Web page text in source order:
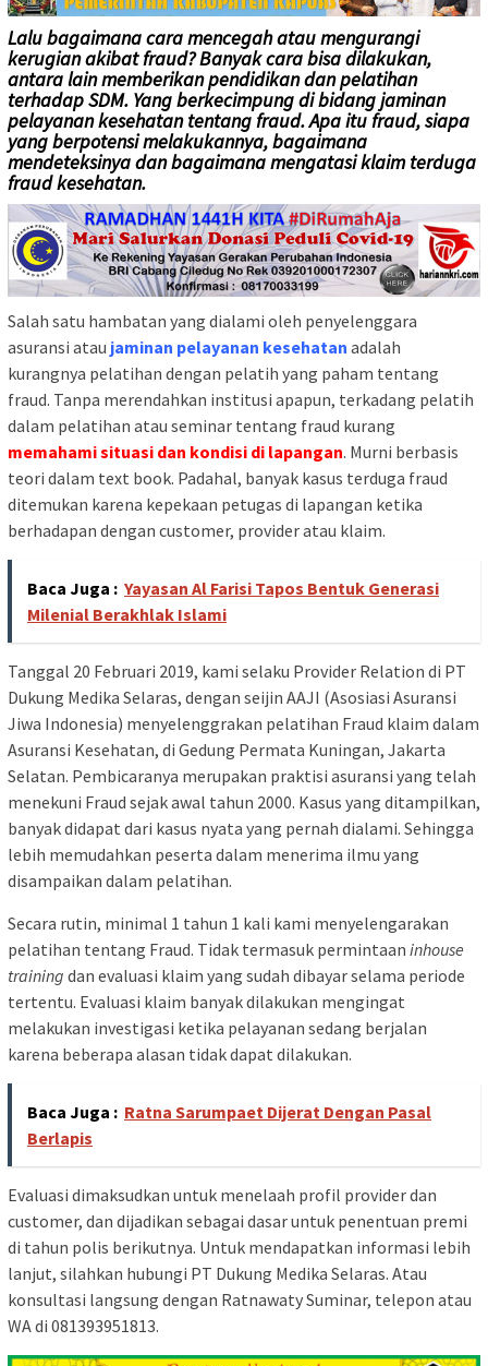
Lalu bagaimana cara mencegah atau mengurangi
kerugian akibat fraud? Banyak cara bisa dilakukan,
antara lain memberikan pendidikan dan pelatihan
terhadap SDM. Yang berkecimpung di bidang jaminan
pelayanan kesehatan tentang fraud. Apa itu fraud, siapa
yang berpotensi melakukannya, bagaimana
mendeteksinya dan bagaimana mengatasi klaim terduga
fraud kesehatan.
Salah satu hambatan yang dialami oleh penyelenggara
asuransi atau jaminan pelayanan kesehatan adalah
kurangnya pelatihan dengan pelatih yang paham tentang
fraud. Tanpa merendahkan institusi apapun, terkadang pelatih
dalam pelatihan atau seminar tentang fraud kurang
memahami situasi dan kondisi di lapangan. Murni berbasis
teori dalam text book. Padahal, banyak kasus terduga fraud
ditemukan karena kepekaan petugas di lapangan ketika
berhadapan dengan customer, provider atau klaim.
Baca Juga : Yayasan Al Farisi Tapos Bentuk Generasi
Milenial Berakhlak Islami
Tanggal 20 Februari 2019, kami selaku Provider Relation di PT
Dukung Medika Selaras, dengan seijin AAJI (Asosiasi Asuransi
Jiwa Indonesia) menyelenggrakan pelatihan Fraud klaim dalam
Asuransi Kesehatan, di Gedung Permata Kuningan, Jakarta
Selatan. Pembicaranya merupakan praktisi asuransi yang telah
menekuni Fraud sejak awal tahun 2000. Kasus yang ditampilkan,
banyak didapat dari kasus nyata yang pernah dialami. Sehingga
lebih memudahkan peserta dalam menerima ilmu yang
disampaikan dalam pelatihan.
Secara rutin, minimal 1 tahun 1 kali kami menyelengarakan
pelatihan tentang Fraud. Tidak termasuk permintaan inhouse
training dan evaluasi klaim yang sudah dibayar selama periode
tertentu. Evaluasi klaim banyak dilakukan mengingat
melakukan investigasi ketika pelayanan sedang berjalan
karena beberapa alasan tidak dapat dilakukan.
Baca Juga : Ratna Sarumpaet Dijerat Dengan Pasal
Berlapis
Evaluasi dimaksudkan untuk menelaah profil provider dan
customer, dan dijadikan sebagai dasar untuk penentuan premi
di tahun polis berikutnya. Untuk mendapatkan informasi lebih
lanjut, silahkan hubungi PT Dukung Medika Selaras. Atau
konsultasi langsung dengan Ratnawaty Suminar, telepon atau
WA di 081393951813.